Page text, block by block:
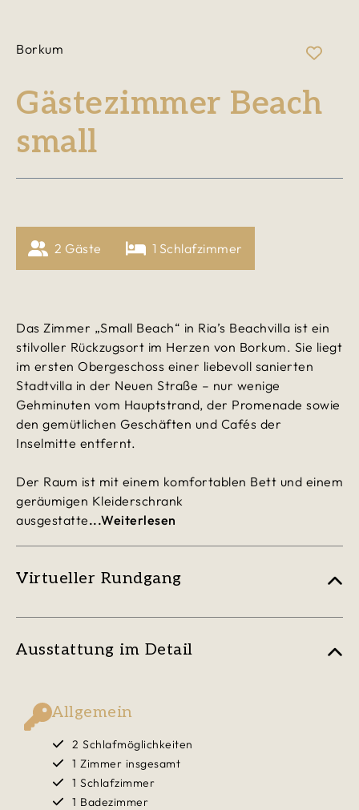
Borkum
Gästezimmer Beach
small
2 Gäste 1 Schlafzimmer
Das Zimmer „Small Beach“ in Ria’s Beachvilla ist ein
stilvoller Rückzugsort im Herzen von Borkum. Sie liegt
im ersten Obergeschoss einer liebevoll sanierten
Stadtvilla in der Neuen Straße – nur wenige
Gehminuten vom Hauptstrand, der Promenade sowie
den gemütlichen Geschäften und Cafés der
Inselmitte entfernt.
Der Raum ist mit einem komfortablen Bett und einem
geräumigen Kleiderschrank
ausgestatte...Weiterlesen
Virtueller Rundgang
Ausstattung im Detail
Allgemein
2 Schlafmöglichkeiten
1 Zimmer insgesamt
1 Schlafzimmer
1 Badezimmer